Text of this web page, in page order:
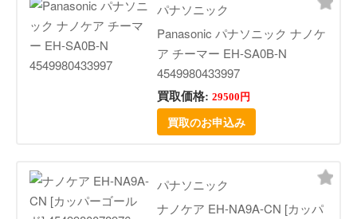
パナソニック
Panasonic パナソニック ナノケ
ア チーマー EH-SA0B-N
4549980433997
買取価格: 29500円
買取のお申込み
パナソニック
ナノケア EH-NA9A-CN [カッパ